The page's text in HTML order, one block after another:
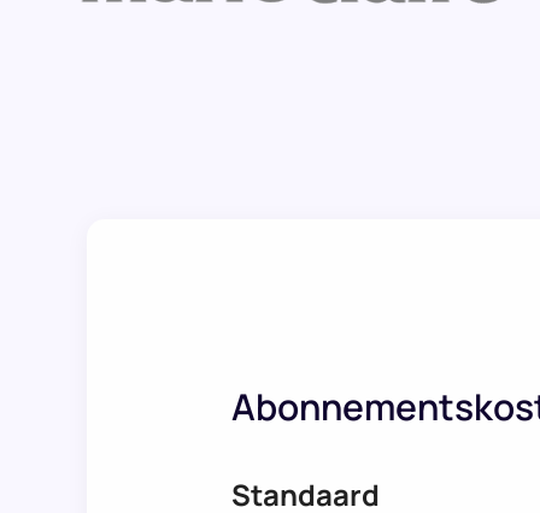
Standaard